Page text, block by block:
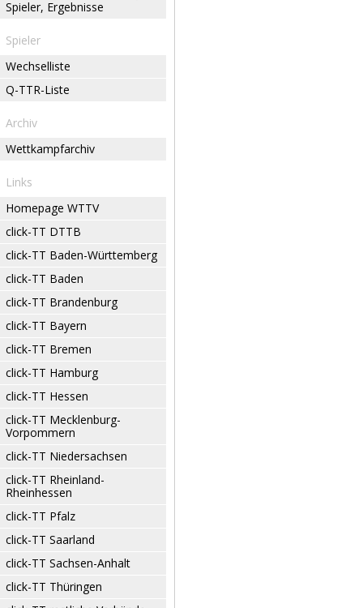
Spieler, Ergebnisse
Spieler
Wechselliste
Q-TTR-Liste
Archiv
Wettkampfarchiv
Links
Homepage WTTV
click-TT DTTB
click-TT Baden-Württemberg
click-TT Baden
click-TT Brandenburg
click-TT Bayern
click-TT Bremen
click-TT Hamburg
click-TT Hessen
click-TT Mecklenburg-
Vorpommern
click-TT Niedersachsen
click-TT Rheinland-
Rheinhessen
click-TT Pfalz
click-TT Saarland
click-TT Sachsen-Anhalt
click-TT Thüringen